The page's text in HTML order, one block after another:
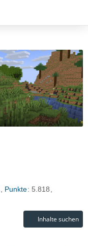
Punkte
5.818
Inhalte suchen